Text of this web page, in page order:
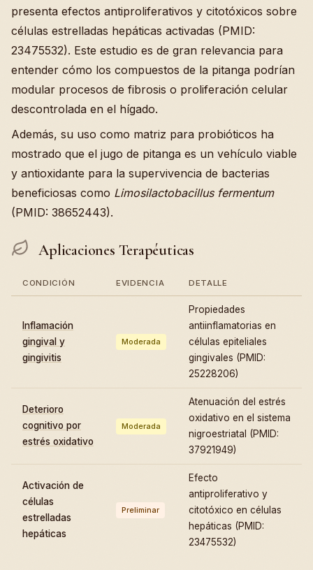
presenta efectos antiproliferativos y citotóxicos sobre
células estrelladas hepáticas activadas (PMID:
23475532). Este estudio es de gran relevancia para
entender cómo los compuestos de la pitanga podrían
modular procesos de fibrosis o proliferación celular
descontrolada en el hígado.
Además, su uso como matriz para probióticos ha
mostrado que el jugo de pitanga es un vehículo viable
y antioxidante para la supervivencia de bacterias
beneficiosas como Limosilactobacillus fermentum
(PMID: 38652443).
Aplicaciones Terapéuticas
CONDICIÓN EVIDENCIA DETALLE
Inflamación
gingival y
gingivitis
Moderada
Propiedades
antiinflamatorias en
células epiteliales
gingivales (PMID:
25228206)
Deterioro
cognitivo por
estrés oxidativo
Moderada
Atenuación del estrés
oxidativo en el sistema
nigroestriatal (PMID:
37921949)
Activación de
células
estrelladas
hepáticas
Preliminar
Efecto
antiproliferativo y
citotóxico en células
hepáticas (PMID:
23475532)